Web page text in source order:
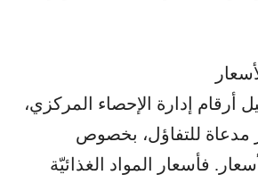
أرقام إدارة الإحصاء المركزي،
مدعاة للتفاؤل، بخصوص
فأسعار المواد الغذائيّة